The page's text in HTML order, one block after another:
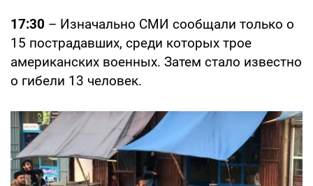
17:30 – Изначально СМИ сообщали только о
15 пострадавших, среди которых трое
американских военных. Затем стало известно
о гибели 13 человек.